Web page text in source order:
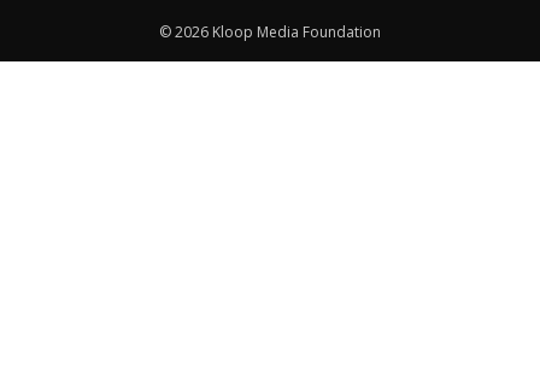
© 2026 Kloop Media Foundation